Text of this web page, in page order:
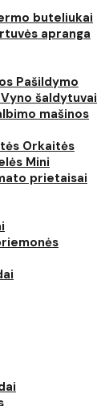
buteliukai
apranga
Pašildymo
Vyno šaldytuvai
mašinos
Orkaitės
Mini
prietaisai